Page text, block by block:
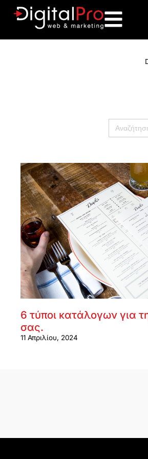
για:
6 τύποι κατάλογων για
σας.
11 Απριλίου, 2024